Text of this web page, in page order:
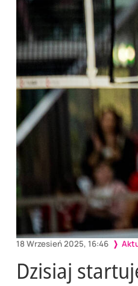
18 Wrzesień 2025, 16:46
Dzisiaj